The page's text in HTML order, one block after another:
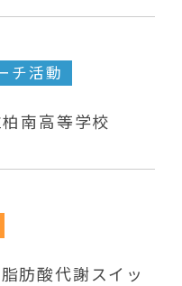
チ活動
南高等学校
肪酸代謝スイッ